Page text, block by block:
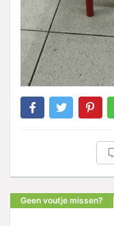
Geen voutje missen?